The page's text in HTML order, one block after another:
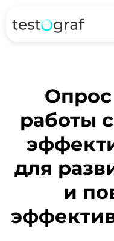
работы
для
и